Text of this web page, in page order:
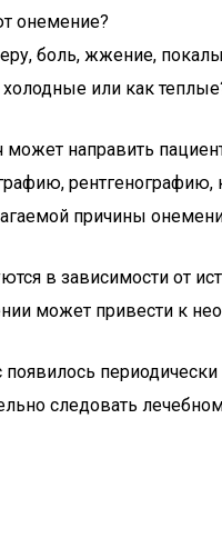
онемение?
боль, жжение,
или как
может направить
причины
в зависимости от
может привести к
появилось
следовать